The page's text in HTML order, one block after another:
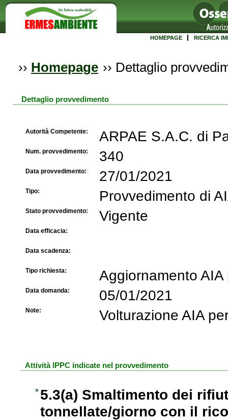
HOMEPAGE RICERCA
›› Homepage ›› Dettaglio
Dettaglio provvedimento
Autorità Competente: ARPAE S.A.C. di
Num. provvedimento: 340
Data provvedimento: 27/01/2021
Tipo: Provvedimento di
Stato provvedimento: Vigente
Data efficacia:
Data scadenza:
Tipo richiesta: Aggiornamento
Data domanda: 05/01/2021
Note: Volturazione AIA
Attività IPPC indicate nel provvedimento
5.3(a) Smaltimento dei
tonnellate/giorno con il